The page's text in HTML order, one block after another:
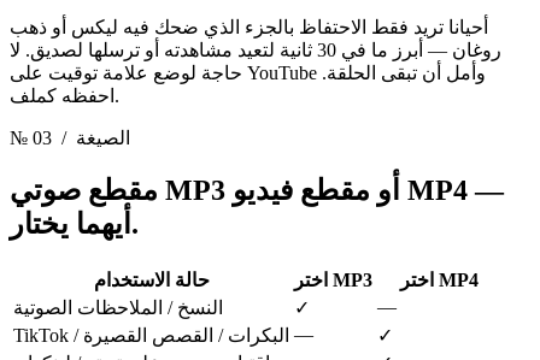
أحيانا تريد فقط الاحتفاظ بالجزء الذي ضحك فيه ليكس أو ذهب
روغان — أبرز ما في 30 ثانية لتعيد مشاهدته أو ترسلها لصديق. لا
حاجة لوضع علامة توقيت على YouTube وأمل أن تبقى الحلقة.
احفظه كملف.
№ 03 / الصيغة
مقطع صوتي MP3 أو مقطع فيديو MP4—
أيهما يختار.
حالة الاستخدام اختر MP3
اختر MP4
النسخ / الملاحظات الصوتية
✓
—
TikTok / البكرات / القصص القصيرة —
✓